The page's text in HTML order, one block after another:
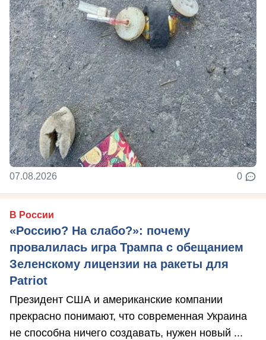
07.08.2026 0
В России
«Россию? На слабо?»: почему
провалилась игра Трампа с обещанием
Зеленскому лицензии на ракеты для
Patriot
Президент США и американские компании
прекрасно понимают, что современная Украина
не способна ничего создавать, нужен новый ...